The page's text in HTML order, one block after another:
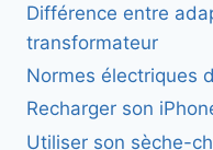
Différence entre
transformateur
Normes électriques
Recharger son
Utiliser son sèche-